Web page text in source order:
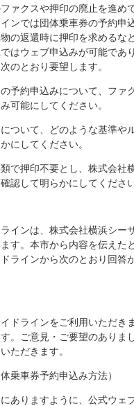
ァクスや押印の廃止を進め
ンでは団体乗車券の予約申
の返還時に押印を求めるな
はウェブ申込みが可能であ
のとおり要望します。
予約申込みについて、ファ
可能にしてください。
ついて、どのような基準や
にしてください。
で押印不要とし、株式会社
認して明らかにしてください
インは、株式会社横浜シー
す。本市から内容を伝えた
ラインから次のとおり回答
ドラインをご利用いただき
。ご意見・ご要望のありま
ただきます。
乗車券予約申込み方法）
ありますように、公式ウェ